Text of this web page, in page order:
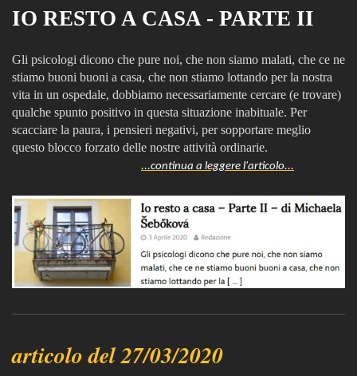
IO RESTO A CASA - PARTE II
Gli psicologi dicono che pure noi, che non siamo malati, che ce ne
stiamo buoni buoni a casa, che non stiamo lottando per la nostra
vita in un ospedale, dobbiamo necessariamente cercare (e trovare)
qualche spunto positivo in questa situazione inabituale. Per
scacciare la paura, i pensieri negativi, per sopportare meglio
questo blocco forzato delle nostre attività ordinarie.
...continua a leggere l'articolo...
articolo del 27/03/2020